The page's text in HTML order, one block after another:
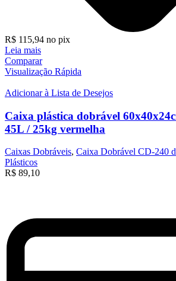
R$ 115,94 no pix
Leia mais
Comparar
Visualização Rápida
Adicionar à Lista de Desejos
Caixa plástica dobrável
45L / 25kg vermelha
Caixas Dobráveis, Caixa Dobrável CD-240
Plásticos
R$ 89,10